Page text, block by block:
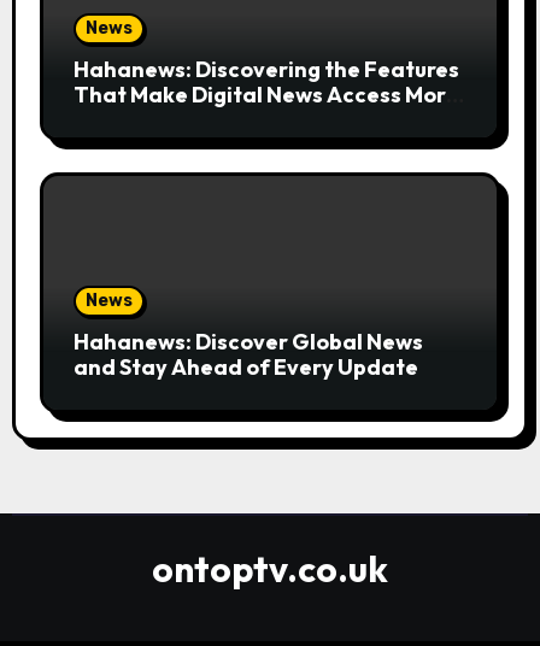
News
Hahanews: Discovering the Features
That Make Digital News Access More
News
Hahanews: Discover Global News
and Stay Ahead of Every Update
ontoptv.co.uk